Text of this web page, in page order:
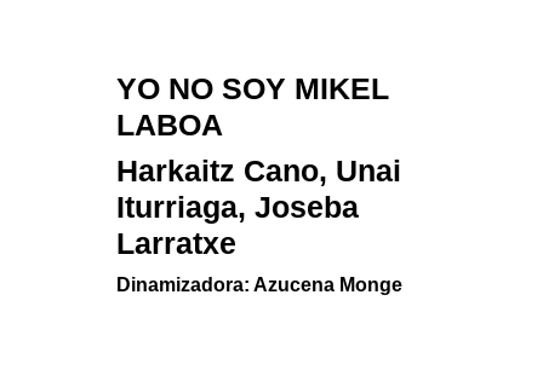
YO NO SOY MIKEL
LABOA
Harkaitz Cano, Unai
Iturriaga, Joseba
Larratxe
Dinamizadora: Azucena Monge